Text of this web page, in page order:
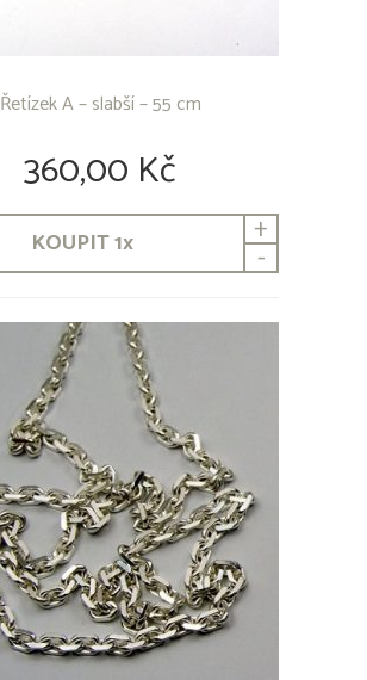
Řetízek A – slabší – 55 cm
360,00 Kč
KOUPIT1x +
-